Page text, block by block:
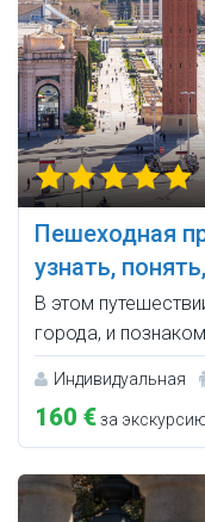
Пешеходная
узнать,
В этом
города, и
Индивидуальная
160 €за